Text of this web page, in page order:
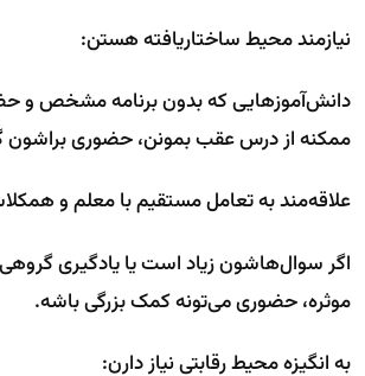
نیازمند محیط ساختاریافته هستن:
دانش‌آموزهایی که بدون برنامه مشخص و
ممکنه از درس عقب بمونن، حضوری براشون
علاقه‌مند به تعامل مستقیم با معلم و
اگر سوال‌هاشون زیاد است یا یادگیری
موثره، حضوری می‌تونه کمک بزرگی باشه.
به انگیزه محیط رقابتی نیاز دارن: